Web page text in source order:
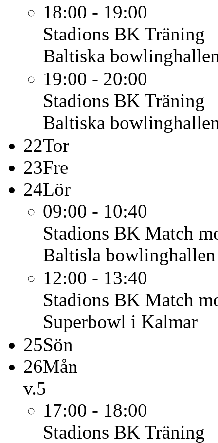
18:00 - 19:00
Stadions BK Träning
Baltiska
19:00 - 20:00
Stadions BK Träning
Baltiska
22Tor
23Fre
24Lör
09:00 - 10:40
Stadions BK Match
Baltisla bowlinghallen
12:00 - 13:40
Stadions BK Match
Superbowl i Kalmar
25Sön
26Mån
v.5
17:00 - 18:00
Stadions BK Träning